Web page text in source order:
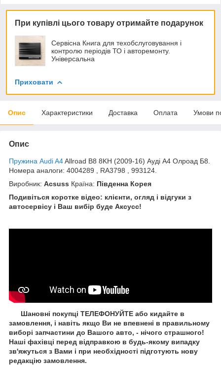
При купівлі цього товару отримайте подарунок
Сервісна Книга для техобслуговування і
контролю періодів ТО і авторемонту.
Універсальна
Приховати
Опис Характеристики Доставка Оплата Умови
Опис
Пружина Audi A4Allroad B8 8KH (2009-16) Ауді А4 Олроад Б8.
Номера аналоги: 4004289 , RA3798 , 993124.
Виробник: Acsuss Країна: Південна Корея
Подивіться коротке відео: клієнти, огляд і відгуки з
автосервісу і Ваш вибір буде Aксусс!
Шановні покупці ТЕЛЕФОНУЙТЕ або кидайте в
замовлення, і навіть якщо Ви не впевнені в правильному
виборі запчастини до Вашого авто, - нічого страшного!
Наші фахівці перед відправкою в будь-якому випадку
зв'яжуться з Вами і при необхідності підготують нову
редакцію замовлення.